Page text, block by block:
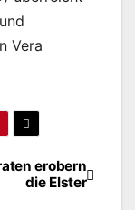
Vera
erobern
die Elster